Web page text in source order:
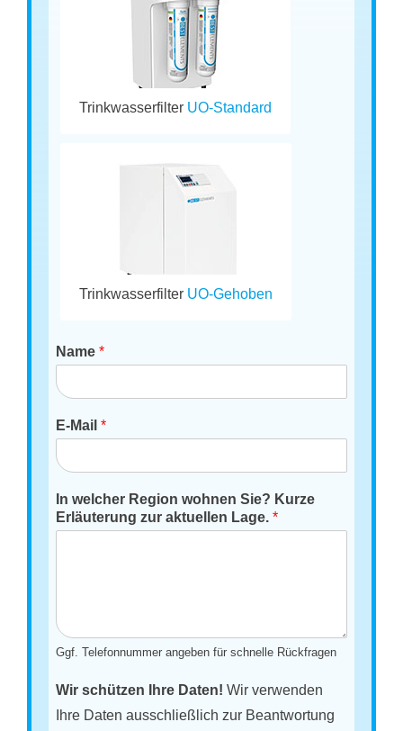
Trinkwasserfilter UO-Standard
Trinkwasserfilter UO-Gehoben
Name*
E-Mail*
In welcher Region wohnen Sie? Kurze
Erläuterung zur aktuellen Lage.*
Ggf. Telefonnummer angeben für schnelle Rückfragen
Wir schützen Ihre Daten! Wir verwenden
Ihre Daten ausschließlich zur Beantwortung